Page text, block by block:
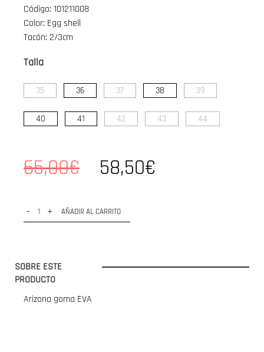
Código: 101211008
Color: Egg shell
Tacón: 2/3cm
Talla
35 36 37 38 39
40 41 42 43 44
65,00€ 58,50€
- + AÑADIR AL CARRITO
SOBRE ESTE
PRODUCTO
Arizona goma EVA